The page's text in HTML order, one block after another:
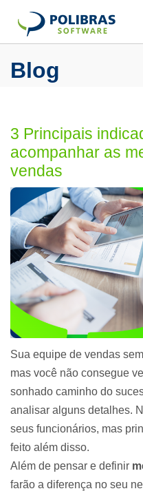
Blog
3 Principais
acompanhar as
vendas
Sua equipe de vendas
mas você não consegue
sonhado caminho do
analisar alguns detalhes.
seus funcionários, mas
feito além disso.
Além de pensar e definir
farão a diferença no seu